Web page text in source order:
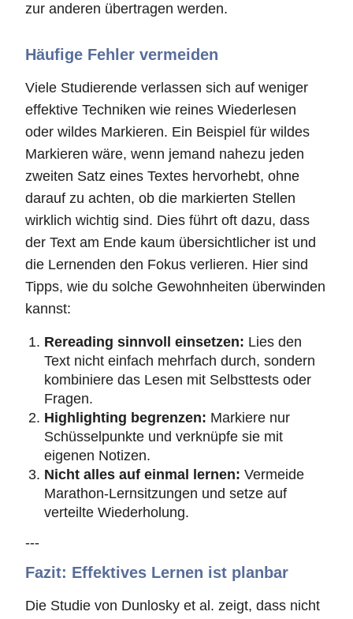
zur anderen übertragen werden.
Häufige Fehler vermeiden
Viele Studierende verlassen sich auf weniger
effektive Techniken wie reines Wiederlesen
oder wildes Markieren. Ein Beispiel für wildes
Markieren wäre, wenn jemand nahezu jeden
zweiten Satz eines Textes hervorhebt, ohne
darauf zu achten, ob die markierten Stellen
wirklich wichtig sind. Dies führt oft dazu, dass
der Text am Ende kaum übersichtlicher ist und
die Lernenden den Fokus verlieren. Hier sind
Tipps, wie du solche Gewohnheiten überwinden
kannst:
Rereading sinnvoll einsetzen: Lies den
Text nicht einfach mehrfach durch, sondern
kombiniere das Lesen mit Selbsttests oder
Fragen.
Highlighting begrenzen: Markiere nur
Schüsselpunkte und verknüpfe sie mit
eigenen Notizen.
Nicht alles auf einmal lernen: Vermeide
Marathon-Lernsitzungen und setze auf
verteilte Wiederholung.
---
Fazit: Effektives Lernen ist planbar
Die Studie von Dunlosky et al. zeigt, dass nicht